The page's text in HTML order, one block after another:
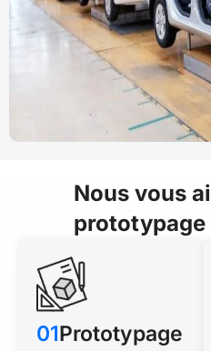
Nous vous
prototypage
01Prototypage